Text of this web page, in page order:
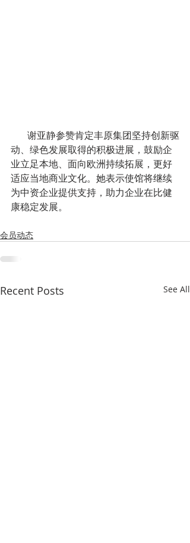
动、绿色发展取得的积极进展，鼓励企
业立足本地、面向欧洲持续拓展，更好
适应当地商业文化。她表示使馆将继续
为中资企业提供支持，助力企业在比健
康稳定发展。
会员动态
Recent Posts See All